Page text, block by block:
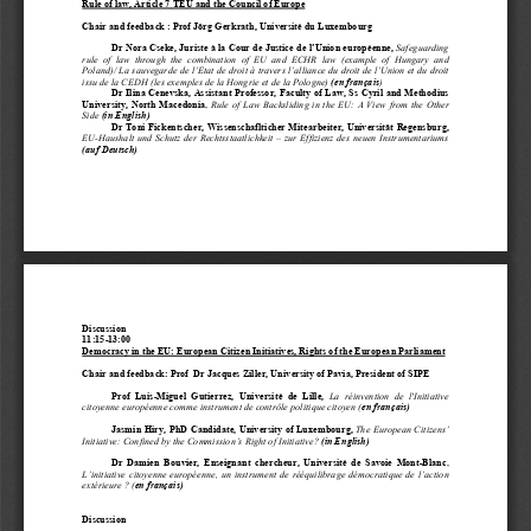
Rule of law, Article 7 TEU and the Council of Europe
Chair and feedback : Prof Jörg Gerkrath, Université du Luxembourg
     Dr Nora Cseke, Juriste à la Cour de Justice de l’Union européenne,
Safeguarding
rule of law through the combination of EU and ECHR law (example of Hungary and
Poland)/ La sauvegarde de l’Etat de droit à travers l’alliance du droit de l’Union et du droit
issu de la CEDH (les exemples de la Hongrie et de la Pologne) (en français)
Dr Ilina Cenevska, Assistant Professor, Faculty of Law, Ss Cyril and Methodius
University, North Macedonia Rule of Law Backsliding in the EU: A View from the Other
Side (in English)
     Dr Toni Fickentscher, Wissenschaflticher Mitearbeiter, Universität Regensburg,
EU-Haushalt und Schutz der Rechtsstaatlichkeit – zur Effizienz des neuen Instrumentariums
(auf Deutsch)
Discussion
11:15-13:00
Democracy in the EU: European Citizen Initiatives, Rights of the European Parliament
Chair and feedback: Prof  Dr Jacques Ziller, University of Pavia, President of SIPE
     Prof  Luis-Miguel  Gutierrez,  Université  de  Lille,
La réinvention de l'Initiative
citoyenne européenne comme instrument de contrôle politique citoyen (en français)
Jasmin Hiry, PhD Candidate, University of Luxembourg, The European Citizens’
Initiative: Confined by the Commission’s Right of Initiative? (in English)
Dr Damien Bouvier, Enseignant chercheur, Université de Savoie Mont-Blanc,
L’initiative citoyenne européenne, un instrument de rééquilibrage démocratique de l’action
extérieure ? (en français)
Discussion